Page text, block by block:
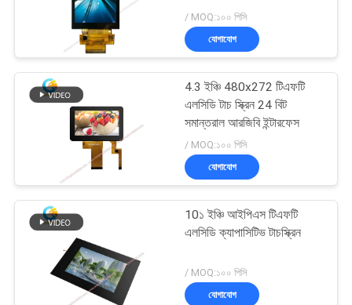
PRIVACY
POLICY
আইপিএস এলসিডি ডিসপ্লে
133
প্রতিরোধী এলসিডি ডিসপ্লে
ডিসপ্লে মডিউল
/ MOQ:১০০ পিসি
যোগাযোগ
4.3 ইঞ্চি 480x272 টিএফটি
এলসিডি টাচ স্ক্রিন 24 বিট
সমান্তরাল আরজিবি ইন্টারফেস
/ MOQ:১০০ পিসি
যোগাযোগ
10১ ইঞ্চি আইপিএস টিএফটি
এলসিডি ক্যাপাসিটিভ টাচস্ক্রিন
/ MOQ:১০০ পিসি
যোগাযোগ